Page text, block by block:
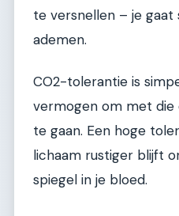
te versnellen – je gaat
ademen.
CO2-tolerantie is
vermogen om met
te gaan. Een hoge
lichaam rustiger blijft
spiegel in je bloed.